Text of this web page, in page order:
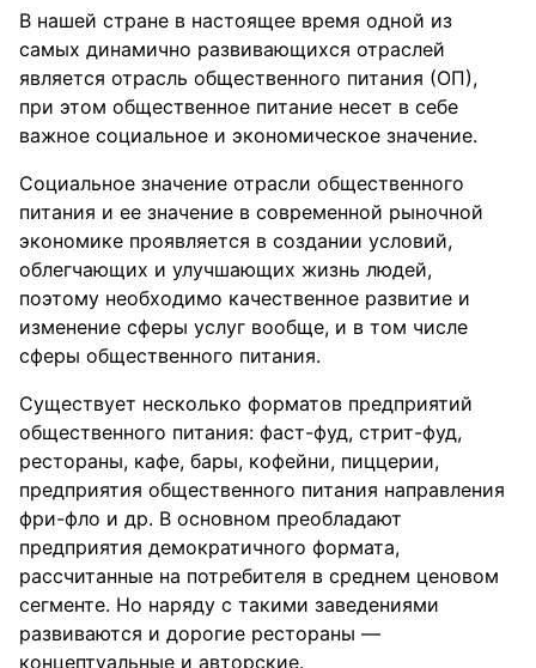
В нашей стране в настоящее время одной из
самых динамично развивающихся отраслей
является отрасль общественного питания (ОП),
при этом общественное питание несет в себе
важное социальное и экономическое значение.
Социальное значение отрасли общественного
питания и ее значение в современной рыночной
экономике проявляется в создании условий,
облегчающих и улучшающих жизнь людей,
поэтому необходимо качественное развитие и
изменение сферы услуг вообще, и в том числе
сферы общественного питания.
Существует несколько форматов предприятий
общественного питания: фаст-фуд, стрит-фуд,
рестораны, кафе, бары, кофейни, пиццерии,
предприятия общественного питания направления
фри-фло и др. В основном преобладают
предприятия демократичного формата,
рассчитанные на потребителя в среднем ценовом
сегменте. Но наряду с такими заведениями
развиваются и дорогие рестораны —
концептуальные и авторские.